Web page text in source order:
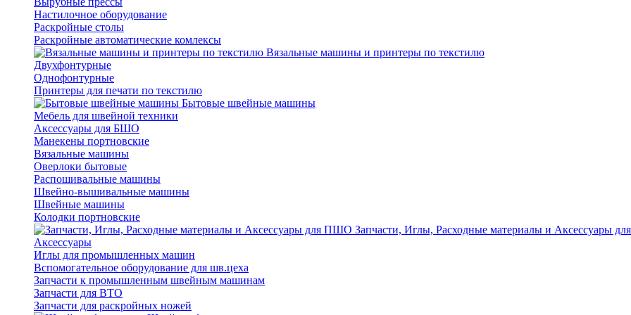
Настилочное оборудование
Раскройные столы
Раскройные автоматические комлексы
Вязальные машины и принтеры по текстилю
Двухфонтурные
Однофонтурные
Принтеры для печати по текстилю
Бытовые швейные машины
Мебель для швейной техники
Аксессуары для БШО
Манекены портновские
Вязальные машины
Оверлоки бытовые
Распошивальные машины
Швейно-вышивальные машины
Швейные машины
Колодки портновские
Запчасти, Иглы, Расходные материалы и Аксессуары
Аксессуары
Иглы для промышленных машин
Вспомогательное оборудование для шв.цеха
Запчасти к промышленным швейным машинам
Запчасти для ВТО
Запчасти для раскройных ножей